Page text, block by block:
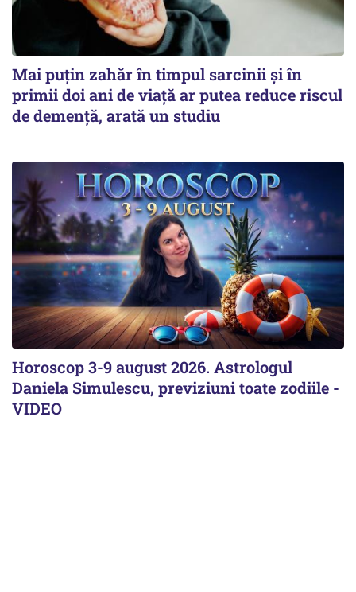
Mai puțin zahăr în timpul sarcinii și în
primii doi ani de viață ar putea reduce riscul
de demență, arată un studiu
Horoscop 3-9 august 2026. Astrologul
Daniela Simulescu, previziuni toate zodiile -
VIDEO